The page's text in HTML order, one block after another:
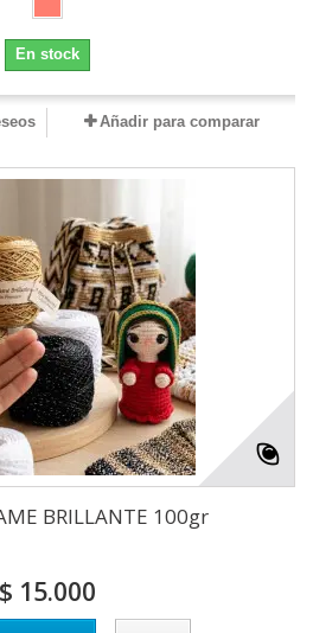
En stock
Añadir para comparar
BRILLANTE 100gr
$ 15.000